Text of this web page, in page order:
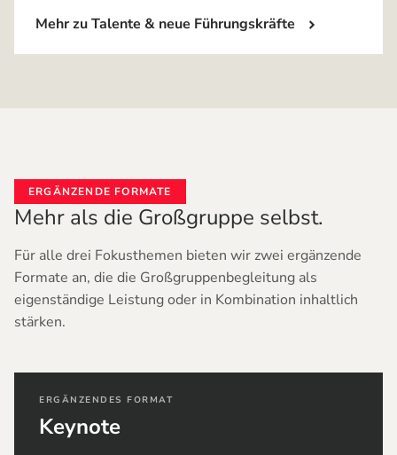
Mehr zu Talente & neue Führungskräfte
ERGÄNZENDE FORMATE
Mehr als die Großgruppe selbst.
Für alle drei Fokusthemen bieten wir zwei ergänzende
Formate an, die die Großgruppenbegleitung als
eigenständige Leistung oder in Kombination inhaltlich
stärken.
ERGÄNZENDES FORMAT
Keynote